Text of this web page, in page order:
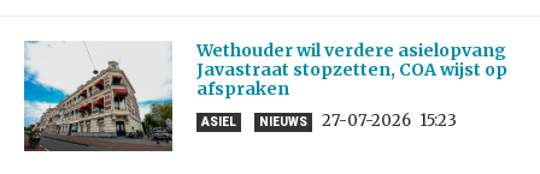
Wethouder wil verdere asielopvang
Javastraat stopzetten, COA wijst op
afspraken
ASIEL NIEUWS 27-07-2026 15:23